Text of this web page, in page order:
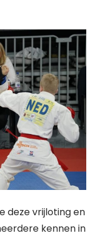
deze vrijloting en
kennen in